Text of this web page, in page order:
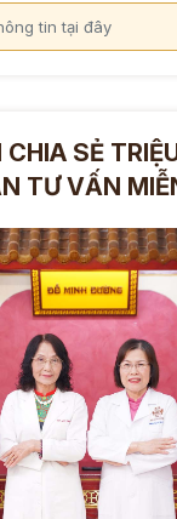
CHIA SẺ
TƯ VẤN